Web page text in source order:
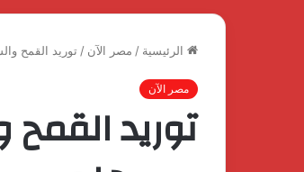
الرئيسية / مصر الآن / توريد القمح
مصر الآن
توريد